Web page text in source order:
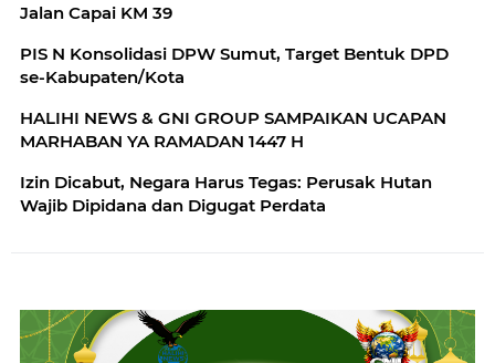
Jalan Capai KM 39
PIS N Konsolidasi DPW Sumut, Target Bentuk DPD
se-Kabupaten/Kota
HALIHI NEWS & GNI GROUP SAMPAIKAN UCAPAN
MARHABAN YA RAMADAN 1447 H
Izin Dicabut, Negara Harus Tegas: Perusak Hutan
Wajib Dipidana dan Digugat Perdata